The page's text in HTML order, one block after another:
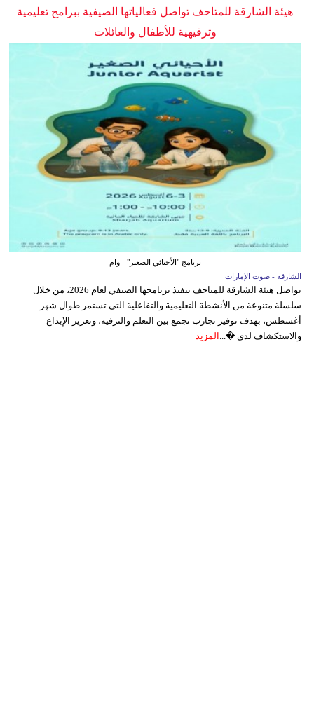
هيئة الشارقة للمتاحف تواصل فعالياتها الصيفية ببرامج تعليمية
وترفيهية للأطفال والعائلات
برنامج "الأحيائي الصغير" - وام
الشارقة - صوت الإمارات
تواصل هيئة الشارقة للمتاحف تنفيذ برنامجها الصيفي لعام 2026، من خلال
سلسلة متنوعة من الأنشطة التعليمية والتفاعلية التي تستمر طوال شهر
أغسطس، بهدف توفير تجارب تجمع بين التعلم والترفيه، وتعزيز الإبداع
والاستكشاف لدى �... المزيد